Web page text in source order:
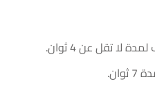
تقل عن 4 ثوان.